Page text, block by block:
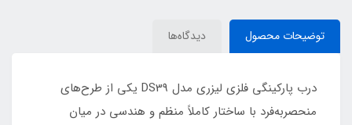
توضیحات محصول دیدگاه‌ها
درب پارکینگی فلزی لیزری مدل DS39 یکی از طرح‌های
منحصربه‌فرد با ساختار کاملاً منظم و هندسی در میان